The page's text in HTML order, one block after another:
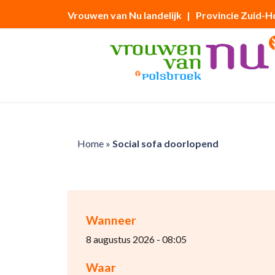
Vrouwen van Nu landelijk | Provincie Zuid-
Home» Social sofa doorlopend
Wanneer
8 augustus 2026 - 08:05
Waar